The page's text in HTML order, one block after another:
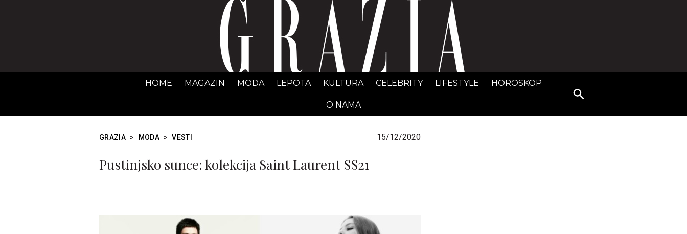
GRAZIA Srbija
HOME MAGAZIN MODA LEPOTA KULTURA CELEBRITY LIFESTYLE HOROSKOP
O NAMA
Search
for:
GRAZIA > MODA > VESTI 15/12/2020
Pustinjsko sunce: kolekcija Saint Laurent SS21